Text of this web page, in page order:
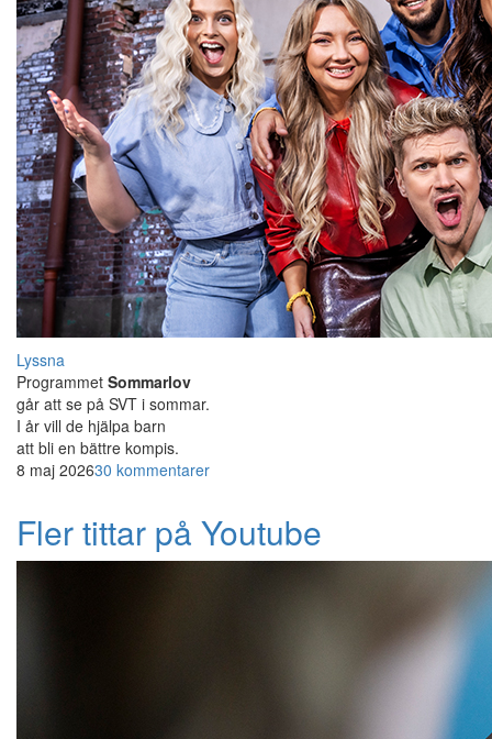
Lyssna
Programmet Sommarlov
går att se på SVT i sommar.
I år vill de hjälpa barn
att bli en bättre kompis.
8 maj 202630 kommentarer
Fler tittar på Youtube